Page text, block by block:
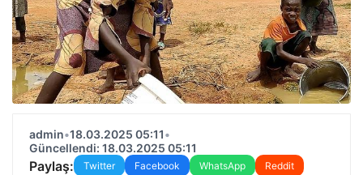
admin•18.03.2025 05:11•
Güncellendi: 18.03.2025 05:11
Paylaş: Twitter Facebook WhatsApp
Reddit